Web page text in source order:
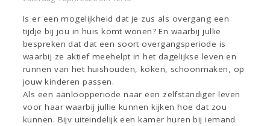
Is er een mogelijkheid dat je zus als overgang een
tijdje bij jou in huis komt wonen? En waarbij jullie
bespreken dat dat een soort overgangsperiode is
waarbij ze aktief meehelpt in het dagelijkse leven en
runnen van het huishouden, koken, schoonmaken, op
jouw kinderen passen.
Als een aanloopperiode naar een zelfstandiger leven
voor haar waarbij jullie kunnen kijken hoe dat zou
kunnen. Bijv uiteindelijk een kamer huren bij iemand